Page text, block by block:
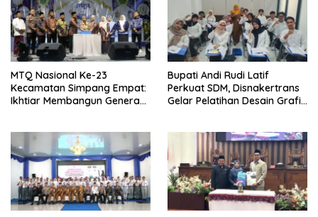
MTQ Nasional Ke-23
Kecamatan Simpang Empat:
Ikhtiar Membangun Generasi
Bupati Andi Rudi Latif
Perkuat SDM, Disnakertrans
Gelar Pelatihan Desain Grafis